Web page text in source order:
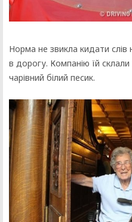
Норма не звикла кидати слів
в дорогу. Компанію їй склали
чарівний білий песик.